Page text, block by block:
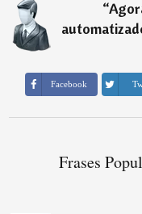
“
Facebook
Frases